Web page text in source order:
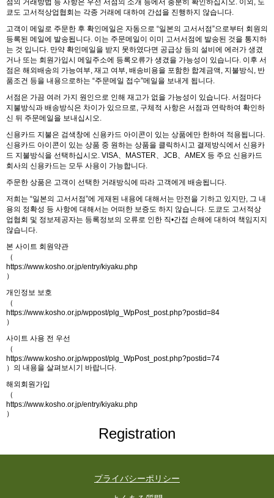
점의 거래방법 등 사항은 우선 서점의 소개 등에서 충분히 확인하십시오. 이외, 도
쿄도 고서적상업협회는 각종 거래에 대하여 간섭을 진행하지 않습니다.
고객이 메일로 주문한 후 확인메일은 자동으로 “일본의 고서서점”으로부터 회원의
등록된 메일에 발송됩니다. 이는 주문메일이 이미 고서서점에 발송된 것을 통지하
는 것 입니다. 만약 확인메일을 받지 못하였다면 공급상 등의 설비에 에러가 생겼
거나 또는 회원가입시 메일주소에 등록오류가 생겼을 가능성이 있습니다. 이후 서
점은 해외배송의 가능여부, 재고 여부, 배송비용을 포함한 합계금액, 지불방식, 반
품조건 등을 내용으로하는 “주문메일 접수”메일을 보내게 됩니다.
서점은 가끔 여러 가지 원인으로 인해 재고가 없을 가능성이 있습니다. 서점마다
지불방식과 배송방식은 차이가 있으므로, 구체적 사항은 서점과 연락하여 확인하
신 뒤 주문메일을 보내십시오.
신용카드 지불은 검색창에 신용카드 아이콘이 있는 상품에만 한하여 적용됩니다.
신용카드 아이콘이 있는 상품 중 원하는 상품을 클릭하시고 결제방식에서 신용카
드 지불방식을 선택하십시오. VISA、MASTER、JCB、AMEX 등 주요 신용카드
회사의 신용카드는 모두 사용이 가능합니다.
주문한 상품은 고객이 선택한 거래방식에 따라 고객에게 배송됩니다.
저희는 “일본의 고서서점”에 게재된 내용에 대해서는 만전을 기하고 있지만, 그 내
용의 정확성 등 사항에 대해서는 어떠한 보증도 하지 않습니다. 도쿄도 고서적상
업협회 및 정보제공자는 등록정보의 오류로 인한 직•간접 손해에 대하여 책임지지
않습니다.
본 사이트 회원약관
（
https://www.kosho.or.jp/entry/kiyaku.php
）
개인정보 보호
（
https://www.kosho.or.jp/wppost/plg_WpPost_post.php?postid=84
）
사이트 사용 전 우선
（
https://www.kosho.or.jp/wppost/plg_WpPost_post.php?postid=74
）의 내용을 살펴보시기 바랍니다.
해외회원가입
（
https://www.kosho.or.jp/entry/kiyaku.php
）
Registration
プライバシーポリシー